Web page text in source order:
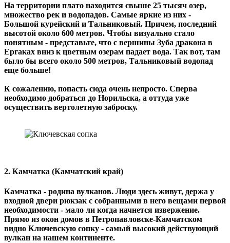
На территории плато находится свыше 25 тысяч озер,
множество рек и водопадов. Самые яркие из них -
Большой курейский и Тальниковый. Причем, последний
высотой около 600 метров. Чтобы визуально стало
понятным - представьте, что с вершины Зуба дракона в
Ергаках вниз к цветным озерам падает вода. Так вот, там
было бы всего около 500 метров, Тальниковый водопад
еще больше!
К сожалению, попасть сюда очень непросто. Сперва
необходимо добраться до Норильска, а оттуда уже
осуществить вертолетную заброску.
2. Камчатка (Камчатский край)
Камчатка - родина вулканов. Люди здесь живут, держа у
входной двери рюкзак с собранными в него вещами первой
необходимости - мало ли когда начнется извержение.
Прямо из окон домов в Петропавловске-Камчатском
видно Ключевскую сопку - самый высокий действующий
вулкан на нашем континенте.